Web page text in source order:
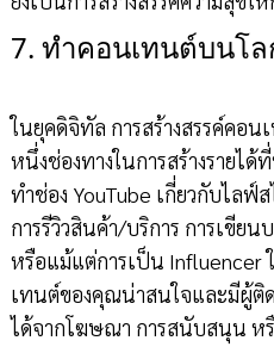
7. ทำคอนเทนต์บนโ
ในยุคดิจิทัล การสร้างสรรค์คอ
หนึ่งช่องทางในการสร้างรายได้
ทำช่อง YouTube เกี่ยวกับไลฟ์
การรีวิวสินค้า/บริการ การเขีย
หรือแม้แต่การเป็น Influencer
เทนต์ของคุณน่าสนใจและมีผู้ติด
ได้จากโฆษณา การสนับสนุน ห